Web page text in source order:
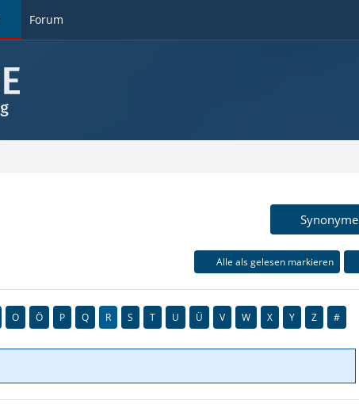
Forum
Synonyme
Alle als gelesen markieren
O Ö P Q R S T U Ü V W X Y Z #